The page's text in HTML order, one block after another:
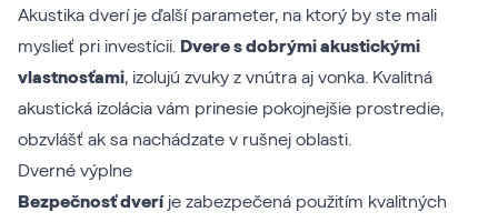
Akustika dverí je ďalší parameter, na ktorý by ste mali
myslieť pri investícii.
Dvere s dobrými akustickými
vlastnosťami, izolujú zvuky z vnútra aj vonka. Kvalitná
akustická izolácia vám prinesie pokojnejšie prostredie,
obzvlášť ak sa nachádzate v rušnej oblasti.
Dverné výplne
Bezpečnosť dveríje zabezpečená použitím kvalitných